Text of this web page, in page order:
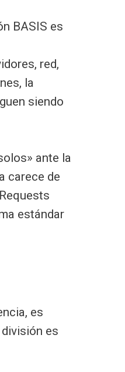
BASIS es
red,
la
siendo
ante la
carece de
estándar
es
es